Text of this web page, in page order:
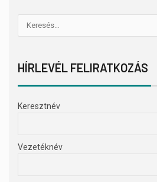
HÍRLEVÉL FELIRATKOZÁS
Keresztnév
Vezetéknév